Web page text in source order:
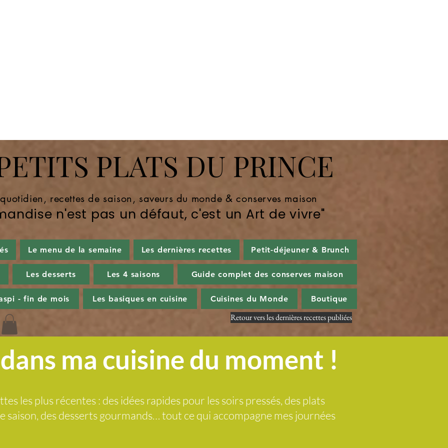
PLATS DU PRINCE
recettes de saison, saveurs du monde & conserves maison
n'est pas un défaut, c'est un Art de vivre"
Le menu de la semaine Les dernières recettes Petit-déjeuner & Brunch
Les desserts Les 4 saisons Guide complet des conserves maison
- fin de mois Les basiques en cuisine Cuisines du Monde Boutique
Retour vers les dernières recettes publiées
ma cuisine du moment !
les plus récentes : des idées rapides pour les soirs pressés, des plats
saison, des desserts gourmands… tout ce qui accompagne mes journées